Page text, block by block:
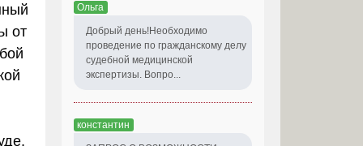
от
Ольга
Добрый день!Необходимо
проведение по гражданскому делу
судебной медицинской
экспертизы. Вопро...
константин